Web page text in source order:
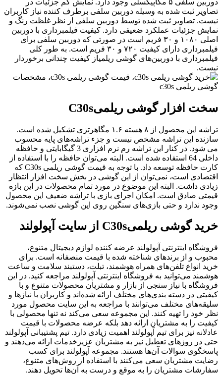
ثبت شده به وسیله دوربین سلفی برطرف کننده نیاز کاربران
تصاویر ثبت شده توسط دوربین سلفی از نظر غلظت رنگ و
جزئیات عملکرد ضعیفی دارد. کیفیت فیلمبرداری با دوربین
اصلی ۱۰۸۰ و ۳۰ فریم است در صورتی که دوربین سلفی برای
فیلمبرداری دارای کیفیت ۷۲۰ و ۳۰ فریم است. به طور کلی
با دوربین‌های گوشی ریلمیاز کیفیت چندانی برخوردار
افزار گوشی ریلمی C30s
تراشه این محصول از ۸ هسته ۱.۶ مگاهرتزی تشکیل شده ‌است.
این تراشه مشخص نیست و جزء تراشه‌های پایه محسوب
می شود. در کنار این تراشه رم نرم افزاری 3 گیگابایتی و حافظه
داخلی 64 استفاده شده است. البته می‌توان حافظه را با استفاده از
کارت حافظه توسعه داد. با توجه به قیمت گوشی ریلمی C30s که
است، نمی‌توان از این گوشی در بخش سخت افزار انتظار
داشت. البته این موضوع در مورد تمام محصولات در این بازه
صادق است. امکان اجرای بازی با تراشه ضعیف این محصول
ندارد و حتی بازی‌های سنگین روی این گوشی نصب نمی‌شوند.
گوشی ریلمیC30sاز سایت آپولولند
اینترنتی آپولولند عرضه کننده لوازم دیجیتال متنوع،
و از برندهای شناخته شده با قیمت منصفانه است. برای
انواع تلفن‌های همراه هوشمند، تبلت، دستبند سلامت و ساعت
می‌توانید به فروشگاه اینترنتی آپولولند مراجعه کنید. در این
با نیاز سنجی از بازار و مشتریان محصولات متنوع و با
در دسته بندی‌های مختلف ارائه شده‌اند و کاربران با نیازها و
مختلف می‌توانند با مراجعه به این سایت محصول مورد
خود را تهیه کنند. این مجموعه سعی می‌کند نه تنها محصولی با
را به مشتریان ارائه دهد بلکه عرضه محصولات با قیمت
نیز برای تیم آپولولند اهمیت زیادی دارد. تیم پشتیبانی آپولولند
در روزهای تعطیل نیز به مشتریان عزیزخدمات ارائه می‌دهند و
سوالات آن‌ها هستند. مجموعه آپولولند برای کسب
مشتریان سعی می‌کنند با استفاده از روش‌های متنوع،
مشتریان را به موقع و درست به آن‌ها تحویل دهند.